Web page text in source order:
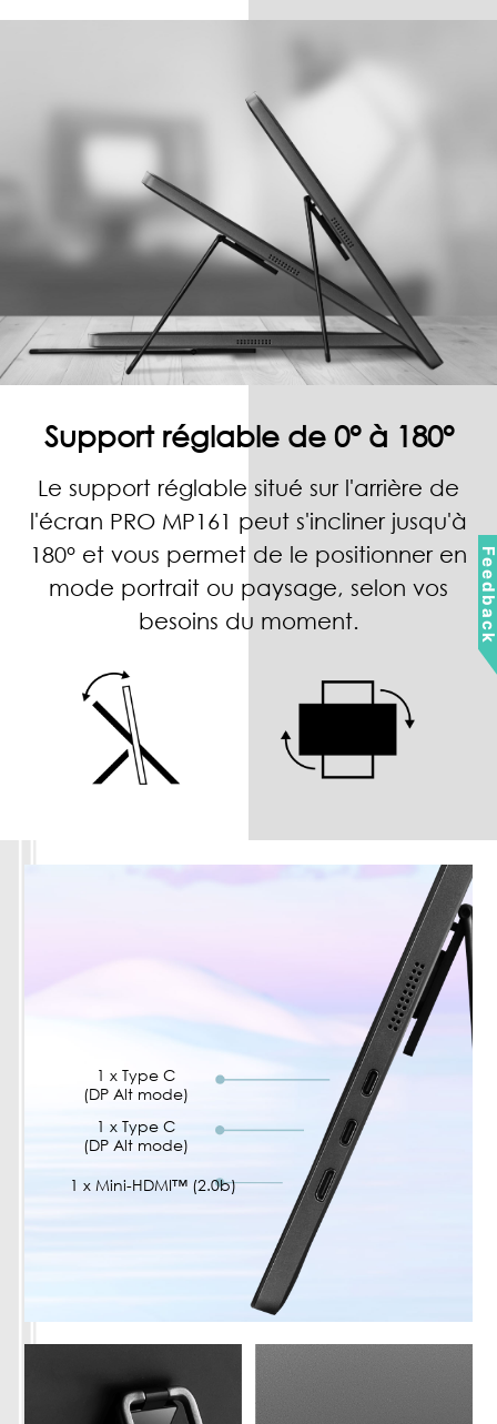
Support réglable de 0° à 180°
Le support réglable situé sur l'arrière de
l'écran PRO MP161 peut s'incliner jusqu'à
180° et vous permet de le positionner en
mode portrait ou paysage, selon vos
besoins du moment.
1 x Type C
(DP Alt mode)
1 x Type C
(DP Alt mode)
1 x Mini-HDMI™ (2.0b)